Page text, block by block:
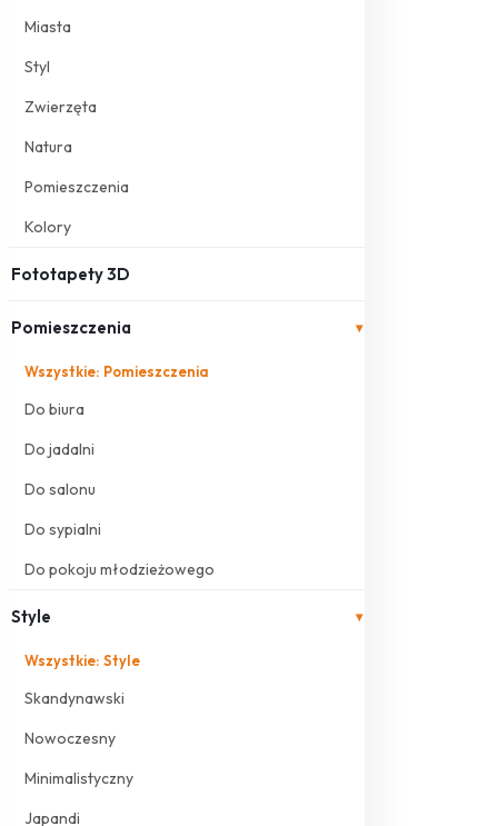
Miasta
Styl
Zwierzęta
Natura
Pomieszczenia
Kolory
Fototapety 3D
Pomieszczenia ▾
Wszystkie: Pomieszczenia
Do biura
Do jadalni
Do salonu
Do sypialni
Do pokoju młodzieżowego
Style ▾
Wszystkie: Style
Skandynawski
Nowoczesny
Minimalistyczny
Japandi